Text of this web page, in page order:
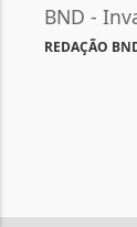
BND -
REDAÇÃO